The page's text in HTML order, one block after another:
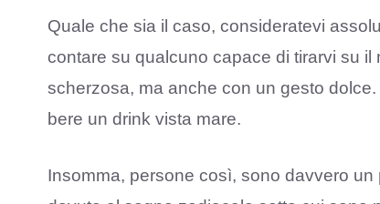
Quale che sia il caso, consideratevi
contare su qualcuno capace di tirarvi su
scherzosa, ma anche con un gesto
bere un drink vista mare.
Insomma, persone così, sono davvero un